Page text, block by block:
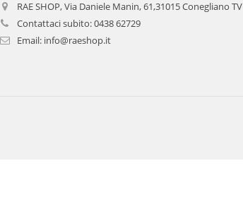
RAE SHOP, Via Daniele Manin, 61,31015 Conegliano TV
Contattaci subito:0438 62729
Email: info@raeshop.it